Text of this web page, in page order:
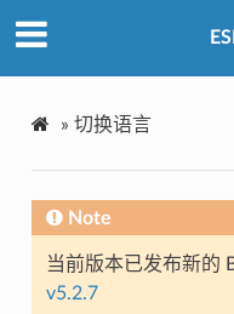
» 切换语言
Note
当前版本已发布新的
v5.2.7